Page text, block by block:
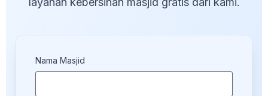
Nama Masjid